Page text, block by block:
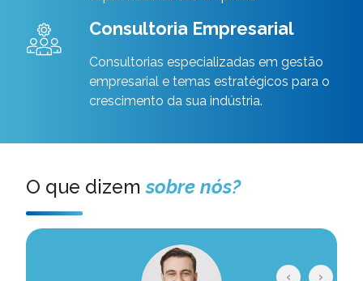
Consultoria Empresarial
Consultorias especializadas em gestão
empresarial e temas estratégicos para o
crescimento da sua indústria.
O que dizem sobre nós?
‹ ›